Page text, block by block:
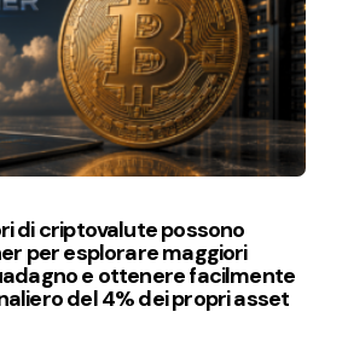
di criptovalute possono
per esplorare maggiori
e ottenere facilmente
del 4% dei propri asset